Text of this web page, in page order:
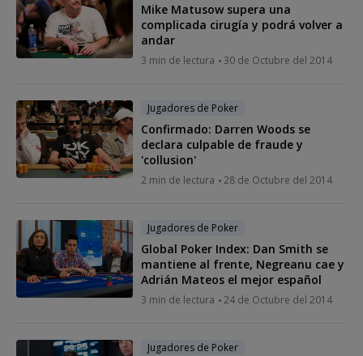
Mike Matusow supera una
complicada cirugía y podrá volver a
andar
3 min de lectura 30 de Octubre del 2014
Jugadores de Poker
Confirmado: Darren Woods se
declara culpable de fraude y
'collusion'
2 min de lectura 28 de Octubre del 2014
Jugadores de Poker
Global Poker Index: Dan Smith se
mantiene al frente, Negreanu cae y
Adrián Mateos el mejor español
3 min de lectura 24 de Octubre del 2014
Jugadores de Poker